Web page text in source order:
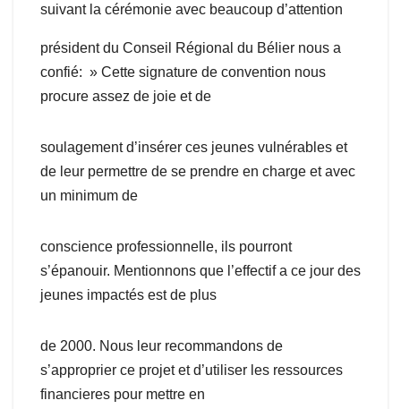
suivant la cérémonie avec beaucoup d’attention
président du Conseil Régional du Bélier nous a
confié: » Cette signature de convention nous
procure assez de joie et de
soulagement d’insérer ces jeunes vulnérables et
de leur permettre de se prendre en charge et avec
un minimum de
conscience professionnelle, ils pourront
s’épanouir. Mentionnons que l’effectif a ce jour des
jeunes impactés est de plus
de 2000. Nous leur recommandons de
s’approprier ce projet et d’utiliser les ressources
financieres pour mettre en